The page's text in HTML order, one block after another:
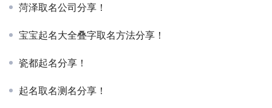
菏泽取名公司分享！
宝宝起名大全叠字取名方法分享！
瓷都起名分享！
起名取名测名分享！